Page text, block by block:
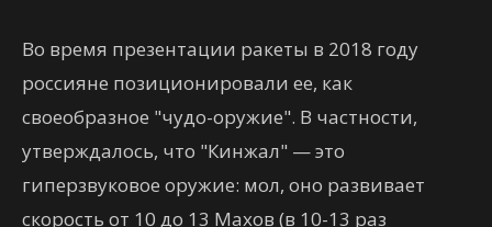
Во время презентации ракеты в 2018 году
россияне позиционировали ее, как
своеобразное "чудо-оружие". В частности,
утверждалось, что "Кинжал" — это
гиперзвуковое оружие: мол, оно развивает
скорость от 10 до 13 Махов (в 10-13 раз